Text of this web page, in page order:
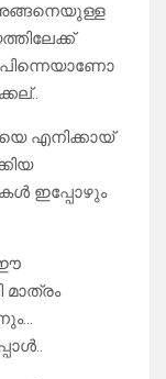
അങ്ങനെയുള്ള
എനിക്കായ്
ഇപ്പോഴും
ഈ
മാത്രം